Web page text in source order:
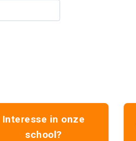
Interesse in onze
school?